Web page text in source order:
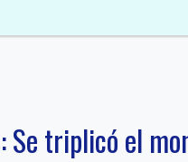
Se triplicó el